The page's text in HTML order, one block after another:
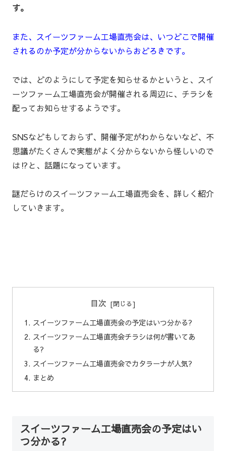
す。
また、スイーツファーム工場直売会は、いつどこで開催
されるのか予定が分からないからおどろきです。
では、どのようにして予定を知らせるかというと、スイ
ーツファーム工場直売会が開催される周辺に、チラシを
配ってお知らせするようです。
SNSなどもしておらず、開催予定がわからないなど、不
思議がたくさんで実態がよく分からないから怪しいので
は⁉と、話題になっています。
謎だらけのスイーツファーム工場直売会を、詳しく紹介
していきます。
目次
スイーツファーム工場直売会の予定はいつ分かる?
スイーツファーム工場直売会チラシは何が書いてあ
る?
スイーツファーム工場直売会でカタラーナが人気?
まとめ
スイーツファーム工場直売会の予定はい
つ分かる?